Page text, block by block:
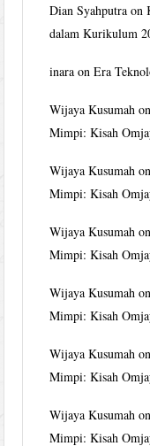
Dian Syahputra on
dalam Kurikulum
inara onEra
Wijaya Kusumah
Mimpi: Kisah
Wijaya Kusumah
Mimpi: Kisah
Wijaya Kusumah
Mimpi: Kisah
Wijaya Kusumah
Mimpi: Kisah
Wijaya Kusumah
Mimpi: Kisah
Wijaya Kusumah
Mimpi: Kisah